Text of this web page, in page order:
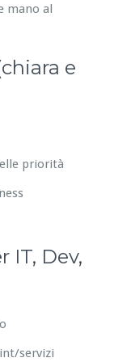
mano al
e
priorità
IT, Dev,
servizi